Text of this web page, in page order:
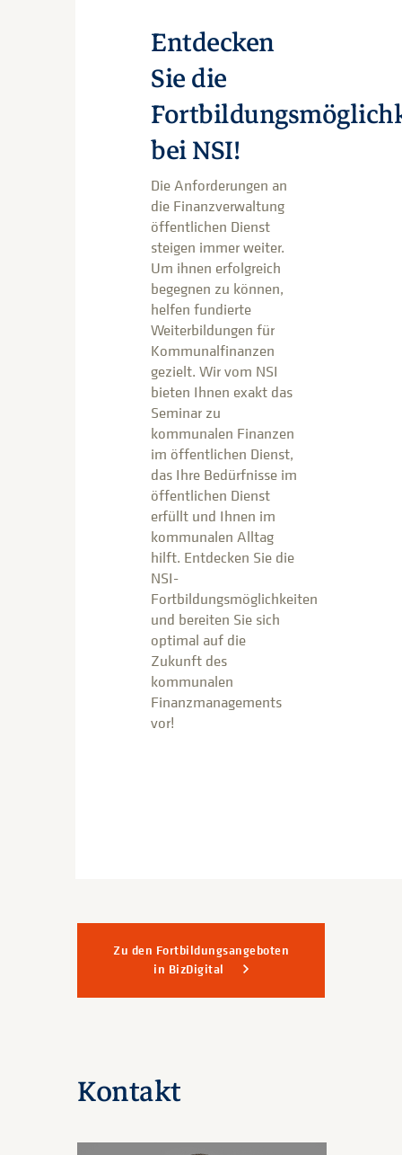
Entdecken
Sie die
bei NSI!
Die Anforderungen an
die Finanzverwaltung
öffentlichen Dienst
steigen immer weiter.
Um ihnen erfolgreich
begegnen zu können,
helfen fundierte
Weiterbildungen für
Kommunalfinanzen
gezielt. Wir vom NSI
bieten Ihnen exakt das
Seminar zu
kommunalen Finanzen
im öffentlichen Dienst,
das Ihre Bedürfnisse im
öffentlichen Dienst
erfüllt und Ihnen im
kommunalen Alltag
hilft. Entdecken Sie die
NSI-
Fortbildungsmöglichkeiten
und bereiten Sie sich
optimal auf die
Zukunft des
kommunalen
Finanzmanagements
vor!
Zu den Fortbildungsangeboten
in BizDigital
Kontakt